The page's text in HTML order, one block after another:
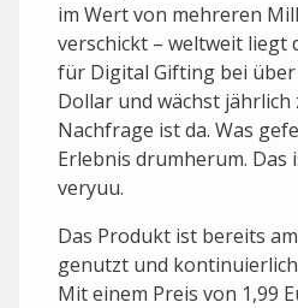
im Wert von mehreren
verschickt – weltweit liegt
für Digital Gifting bei über
Dollar und wächst jährlich
Nachfrage ist da. Was
Erlebnis drumherum. Das
veryuu.
Das Produkt ist bereits
genutzt und
Mit einem Preis von 1,99